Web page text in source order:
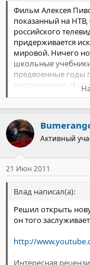
Фильм Алексея
показанный на НТВ,
российского
придерживается
мировой. Ничего
школьные
предвоенные годы
рассекречены. И на
жасной – так и нет
В картине
телевизору
Боролись ли Сталин
готовился ударить
советская
внезапность
сомневается в том,
«без гнева». С
добросовестных
воевавших.
фрагмент с
Активный
21 Июн 2011
Влад написал(а):
Решил открыть
он того
http://
Интересная